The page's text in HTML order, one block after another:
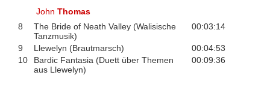
JohnThomas
8
The Bride of Neath Valley (Walisische
Tanzmusik)
00:03:14
9 Llewelyn (Brautmarsch)
00:04:53
10
Bardic Fantasia (Duett über Themen
aus Llewelyn)
00:09:36